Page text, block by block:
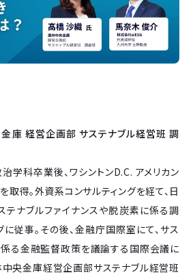
庫 経営企画部 サステナブル経営班 調
学科卒業後、ワシントンD.C. アメリカン
得。外資系コンサルティングを経て、日
テナブルファイナンスや脱炭素に係る調
従事。その後、金融庁国際室にて、サス
係る金融監督政策を議論する国際会議に
央金庫経営企画部サステナブル経営班